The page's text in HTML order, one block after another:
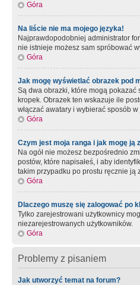
Góra
Na liście nie ma mojego języka!
Najprawdopodobniej administrator
nie istnieje możesz sam spróbować
Góra
Jak mogę wyświetlać obrazek pod
Są dwa obrazki, które mogą
kropek. Obrazek ten wskazuje ile
włączać awatary i wybierać sposób
Góra
Czym jest moja ranga i jak mogę ją
Na ogół nie możesz bezpośrednio
postów, które napisałeś, i aby
takim przypadku po prostu ręcznie ją
Góra
Dlaczego muszę się zalogować po
Tylko zarejestrowani użytkownicy
niezarejestrowanych użytkowników.
Góra
Problemy z pisaniem
Jak utworzyć temat na forum?